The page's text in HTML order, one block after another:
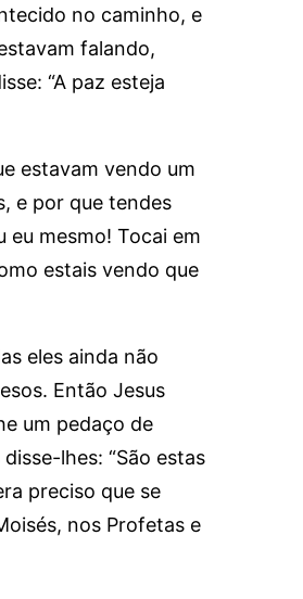
no caminho, e
falando,
“A paz esteja
estavam vendo um
e por que tendes
eu mesmo! Tocai em
estais vendo que
eles ainda não
Então Jesus
um pedaço de
lhes: “São estas
preciso que se
nos Profetas e